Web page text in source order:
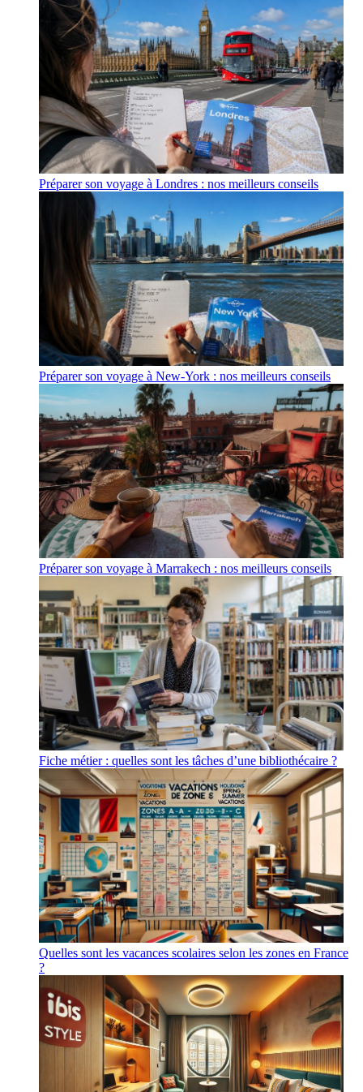
Préparer son voyage à Londres : nos meilleurs conseils
Préparer son voyage à New-York : nos meilleurs conseils
Préparer son voyage à Marrakech : nos meilleurs conseils
Fiche métier : quelles sont les tâches d’une bibliothécaire ?
Quelles sont les vacances scolaires selon les zones en France
?